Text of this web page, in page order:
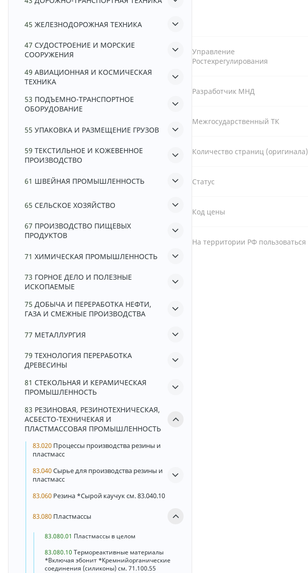
45 ЖЕЛЕЗНОДОРОЖНАЯ ТЕХНИКА
47 СУДОСТРОЕНИЕ И МОРСКИЕ
СООРУЖЕНИЯ
49 АВИАЦИОННАЯ И КОСМИЧЕСКАЯ
ТЕХНИКА
53 ПОДЪЕМНО-ТРАНСПОРТНОЕ
ОБОРУДОВАНИЕ
55 УПАКОВКА И РАЗМЕЩЕНИЕ ГРУЗОВ
59 ТЕКСТИЛЬНОЕ И КОЖЕВЕННОЕ
ПРОИЗВОДСТВО
61 ШВЕЙНАЯ ПРОМЫШЛЕННОСТЬ
65 СЕЛЬСКОЕ ХОЗЯЙСТВО
67 ПРОИЗВОДСТВО ПИЩЕВЫХ
ПРОДУКТОВ
71 ХИМИЧЕСКАЯ ПРОМЫШЛЕННОСТЬ
73 ГОРНОЕ ДЕЛО И ПОЛЕЗНЫЕ
ИСКОПАЕМЫЕ
75 ДОБЫЧА И ПЕРЕРАБОТКА НЕФТИ,
ГАЗА И СМЕЖНЫЕ ПРОИЗВОДСТВА
77 МЕТАЛЛУРГИЯ
79 ТЕХНОЛОГИЯ ПЕРЕРАБОТКА
ДРЕВЕСИНЫ
81 СТЕКОЛЬНАЯ И КЕРАМИЧЕСКАЯ
ПРОМЫШЛЕННОСТЬ
83 РЕЗИНОВАЯ, РЕЗИНОТЕХНИЧЕСКАЯ,
АСБЕСТО-ТЕХНИЧЕКАЯ И
ПЛАСТМАССОВАЯ ПРОМЫШЛЕННОСТЬ
83.020 Процессы производства резины и
пластмасс
83.040Сырье для производства резины и
пластмасс
83.060 Резина *Сырой каучук см. 83.040.10
83.080 Пластмассы
83.080.01 Пластмассы в целом
83.080.10 Термореактивные материалы
*Включая эбонит *Кремнийорганические
соединения (силиконы) см. 71.100.55
Управление
Ростехрегулирования
Разработчик МНД
Межгосударственный ТК
Количество страниц (оригинала)
Статус
Код цены
На территории РФ пользоваться